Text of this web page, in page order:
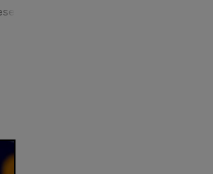
ce s-a întâmplat. E un meci de fotbal"